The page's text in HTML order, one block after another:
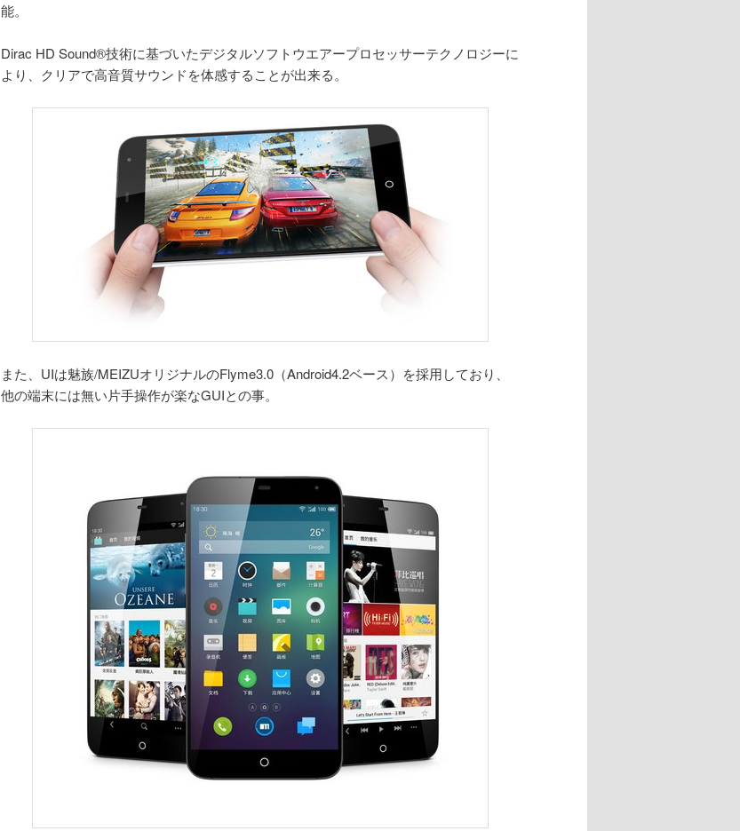
能。
Dirac HD Sound®技術に基づいたデジタルソフトウエアープロセッサーテクノロジーに
より、クリアで高音質サウンドを体感することが出来る。
また、UIは魅族/MEIZUオリジナルのFlyme3.0（Android4.2ベース）を採用しており、
他の端末には無い片手操作が楽なGUIとの事。